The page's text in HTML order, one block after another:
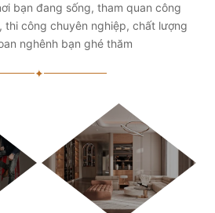
bạn đang sống, tham quan công
thi công chuyên nghiệp, chất lượng
nghênh bạn ghé thăm
✦